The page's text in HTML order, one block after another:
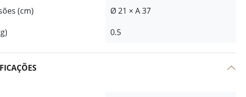
(cm)
Ø 21 × A 37
0.5